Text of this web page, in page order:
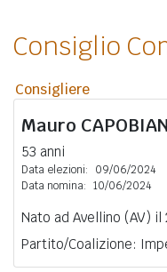
Consiglio
Consigliere
Mauro
53 anni
Data elezioni:
09/06/2024
Data nomina: 10/06/2024
Nato ad Avellino (AV) il
Partito/Coalizione: